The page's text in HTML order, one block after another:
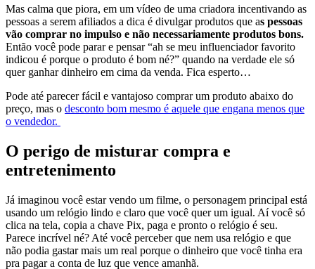
Mas calma que piora, em um vídeo de uma criadora incentivando as
pessoas a serem afiliados a dica é divulgar produtos que as pessoas
vão comprar no impulso e não necessariamente produtos bons.
Então você pode parar e pensar “ah se meu influenciador favorito
indicou é porque o produto é bom né?” quando na verdade ele só
quer ganhar dinheiro em cima da venda. Fica esperto…
Pode até parecer fácil e vantajoso comprar um produto abaixo do
preço, mas o desconto bom mesmo é aquele que engana menos que
o vendedor.
O perigo de misturar compra e
entretenimento
Já imaginou você estar vendo um filme, o personagem principal está
usando um relógio lindo e claro que você quer um igual. Aí você só
clica na tela, copia a chave Pix, paga e pronto o relógio é seu.
Parece incrível né? Até você perceber que nem usa relógio e que
não podia gastar mais um real porque o dinheiro que você tinha era
pra pagar a conta de luz que vence amanhã.